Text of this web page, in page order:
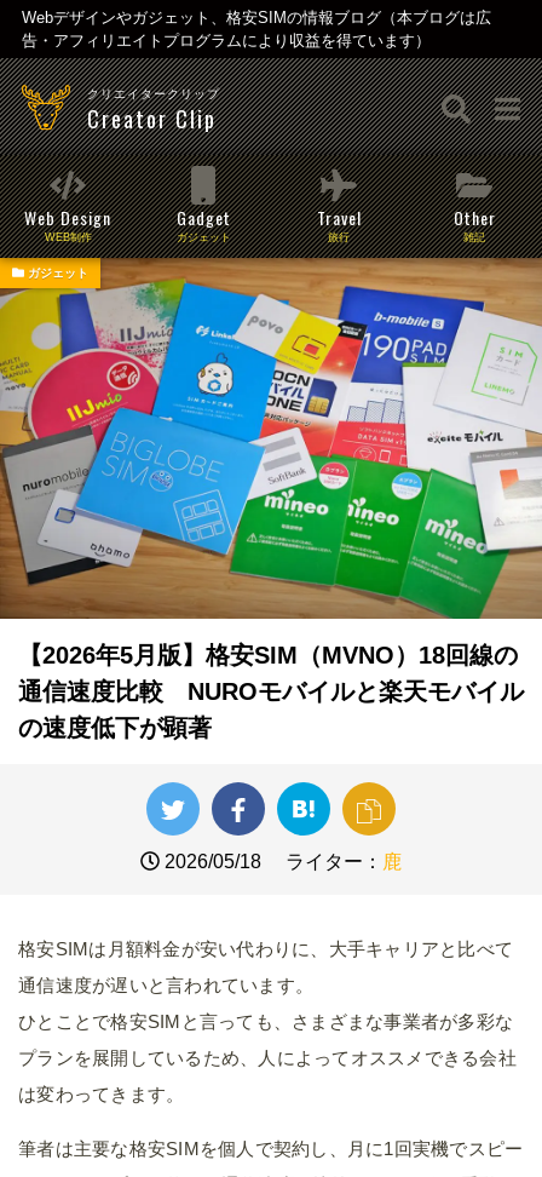
Webデザインやガジェット、格安SIMの情報ブログ（本ブログは広
告・アフィリエイトプログラムにより収益を得ています）
クリエイタークリップ
Creator Clip
Web Design
WEB制作
Gadget
ガジェット
Travel
旅行
Other
雑記
ガジェット
【2026年5月版】格安SIM（MVNO）18回線の
通信速度比較 NUROモバイルと楽天モバイル
の速度低下が顕著
2026/05/18 ライター： 鹿
格安SIMは月額料金が安い代わりに、大手キャリアと比べて
通信速度が遅いと言われています。
ひとことで格安SIMと言っても、さまざまな事業者が多彩な
プランを展開しているため、人によってオススメできる会社
は変わってきます。
筆者は主要な格安SIMを個人で契約し、月に1回実機でスピー